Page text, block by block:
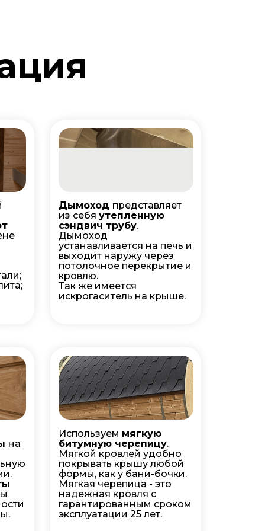
на
Используем мягкую
битумную черепицу.
Мягкой кровлей удобно
покрывать крышу любой
формы, как у бани-бочки.
Мягкая черепица - это
надежная кровля с
гарантированным сроком
эксплуатации 25 лет.
Дымоход представляет
из себя утепленную
сэндвич трубу.
Дымоход
устанавливается на печь и
выходит наружу через
потолочное перекрытие и
кровлю.
Так же имеется
искрогаситель на крыше.